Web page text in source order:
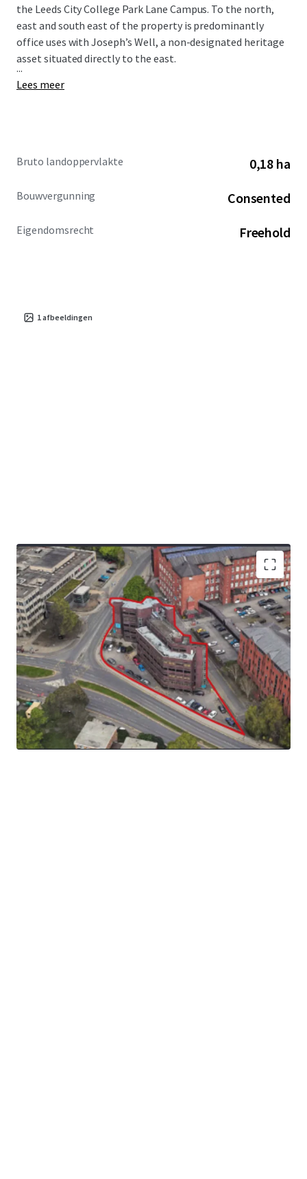
the Leeds City College Park Lane Campus. To the north,
east and south east of the property is predominantly
office uses with Joseph’s Well, a non-designated heritage
asset situated directly to the east.
...
Lees meer
Bruto landoppervlakte 0,18 ha
Bouwvergunning Consented
Eigendomsrecht Freehold
1afbeeldingen
The site extends to 0.18 ha (0.45 acres) gross and the
topography of the site slopes downwards from the north
western corner to the south eastern corner.